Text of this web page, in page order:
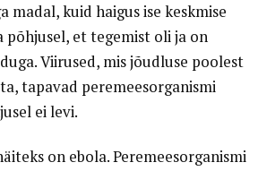
madal, kuid haigus ise keskmise
põhjusel, et tegemist oli ja on
Viirused, mis jõudluse poolest
tapavad peremeesorganismi
ei levi.
on ebola. Peremeesorganismi